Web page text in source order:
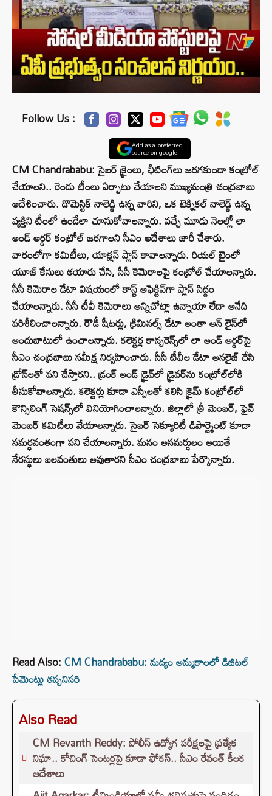
Follow Us :
Add as a preferred
source on google
CM Chandrababu: సైబర్ క్రైంలు, ఛీటింగ్‌లు జరగకుండా కంట్రోల్
చేయాలని.. రెండు టీంలు ఏర్పాటు చేయాలని ముఖ్యమంత్రి చంద్రబాబు
ఆదేశించారు. డొమెస్టిక్ నాలెడ్జి ఉన్న వారిని, ఒక టెక్నికల్ నాలెడ్జ్ ఉన్న
వ్యక్తిని టీంలో ఉండేలా చూసుకోవాలన్నారు. వచ్చే మూడు నెలల్లో లా
అండ్ ఆర్డర్ కంట్రోల్ జరగాలని సీఎం ఆదేశాలు జారీ చేశారు.
వారంలోగా కమిటీలు, యాక్షన్ ప్లాన్ కావాలన్నారు. రియల్ టైంలో
యూజ్ కేసులు తయారు చేసి, సీసీ కెమెరాలపై కంట్రోల్ చేయాలన్నారు.
సీసీ కెమెరాల డేటా విషయంలో కాస్ట్ అఫెక్టివ్‌గా ప్లాన్ సిద్దం
చేయాలన్నారు. సీసీ టీవీ కెమెరాలు అన్నిచోట్లా ఉన్నాయా లేదా అనేది
పరిశీలించాలన్నారు. రౌడీ షీటర్లు, క్రిమినల్స్ డేటా అంతా ఆన్ లైన్‌లో
అందుబాటులో ఉంచాలన్నారు. కలెక్టర్ల కాన్ఫరెన్స్‌లో లా అండ్ ఆర్డర్‌పై
సీఎం చంద్రబాబు సమీక్ష నిర్వహించారు. సీసీ టీవీల డేటా అనలైజ్ చేసి
డ్రోన్‌లతో పని చేస్తారని.. డ్రంక్ అండ్ డ్రైవ్‌లో డ్రైవర్‌ను కంట్రోల్‌లోకి
తీసుకోవాలన్నారు. కలెక్టర్లు కూడా ఎస్పీలతో కలిసి క్రైమ్ కంట్రోల్‌లో
కౌన్సిలింగ్ సెషన్స్‌లో వినియోగించాలన్నారు. జిల్లాలో త్రీ మెంబర్, ఫైవ్
మెంబర్ కమిటీలు వేయాలన్నారు. సైబర్ సెక్యూరిటీ డిపార్ట్మెంట్ కూడా
సమర్ధవంతంగా పని చేయాలన్నారు. మనం అసమర్ధులం అయితే
నేరస్థులు బలవంతులు అవుతారని సీఎం చంద్రబాబు పేర్కొన్నారు.
Read Also:CM Chandrababu: మద్యం అమ్మకాలలో డిజిటల్
పేమెంట్లు తప్పనిసరి
Also Read
CM Revanth Reddy: పోలీస్ ఉద్యోగ పరీక్షలపై ప్రత్యేక
నిఘా.. కోచింగ్ సెంటర్లపై కూడా ఫోకస్.. సీఎం రేవంత్ కీలక
ఆదేశాలు